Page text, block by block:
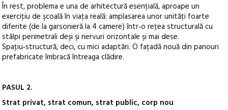
În rest, problema e una de arhitectură esenţială, aproape un
exerciţiu de şcoală în viaţa reală: amplasarea unor unităţi foarte
diferite (de la garsonieră la 4 camere) într‑o reţea structurală cu
stâlpi perimetrali deşi şi nervuri orizontale şi mai dese.
Spaţiu‑structură, deci, cu mici adaptări. O faţadă nouă din panouri
prefabricate îmbracă întreaga clădire.
PASUL 2.
Strat privat, strat comun, strat public, corp nou